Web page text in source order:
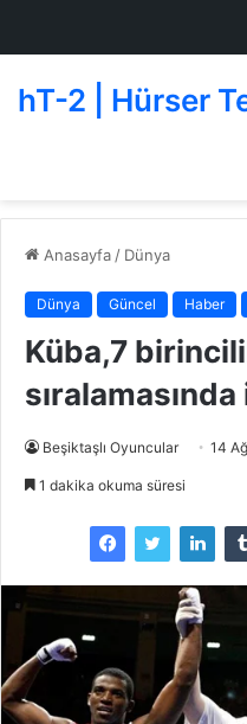
hT-2 | Hürser
Anasayfa / Dünya
Dünya Güncel Haber
Küba,7
sıralamasında
Beşiktaşlı Oyuncular 14
1 dakika okuma süresi